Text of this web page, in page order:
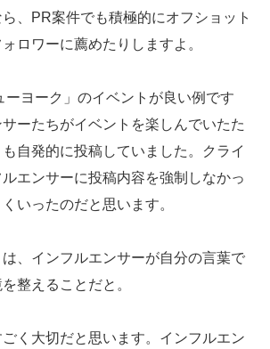
、PR案件でも積極的にオフショット
ロワーに薦めたりしますよ。
ーヨーク」のイベントが良い例です
ーたちがイベントを楽しんでいたた
自発的に投稿していました。クライ
エンサーに投稿内容を強制しなかっ
いったのだと思います。
、インフルエンサーが自分の言葉で
整えることだと。
く大切だと思います。インフルエン